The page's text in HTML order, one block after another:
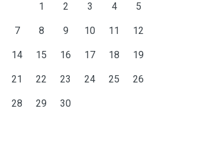
1 2 3 4 5
7 8 9 10 11 12
14 15 16 17 18 19
21 22 23 24 25 26
28 29 30